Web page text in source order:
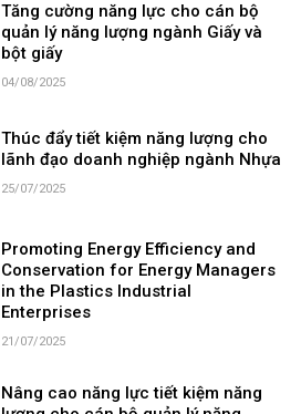
Tăng cường năng lực cho cán bộ
quản lý năng lượng ngành Giấy và
bột giấy
04/08/2025
Thúc đẩy tiết kiệm năng lượng cho
lãnh đạo doanh nghiệp ngành Nhựa
25/07/2025
Promoting Energy Efficiency and
Conservation for Energy Managers
in the Plastics Industrial
Enterprises
21/07/2025
Nâng cao năng lực tiết kiệm năng